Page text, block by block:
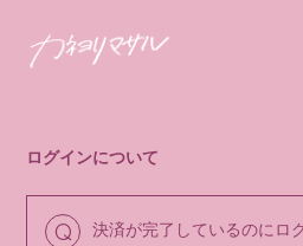
SCHEDULE
VIDEO
ログインについて
Q 決済が完了しているのにロ